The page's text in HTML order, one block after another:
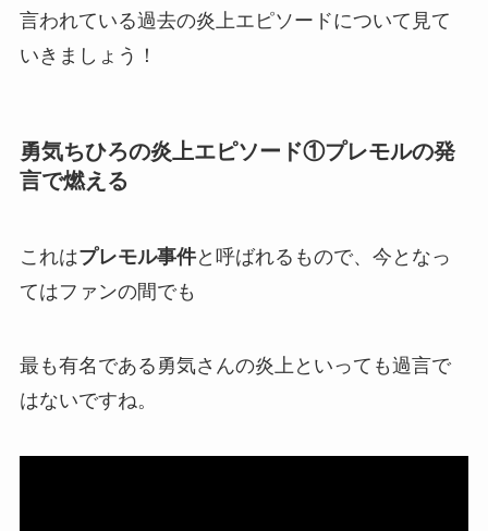
言われている過去の炎上エピソードについて見て
いきましょう！
勇気ちひろの炎上エピソード①プレモルの発
言で燃える
これはプレモル事件と呼ばれるもので、今となっ
てはファンの間でも
最も有名である勇気さんの炎上 といっても過言で
はないですね。